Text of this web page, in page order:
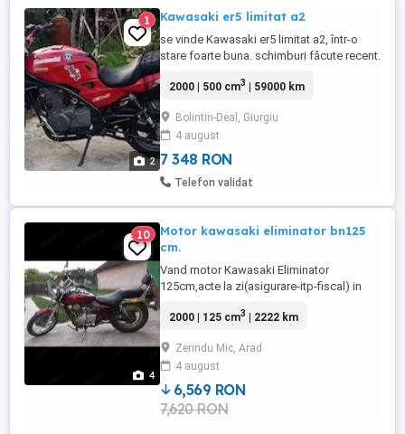
2
1 Kawasaki er5 limitat a2
se vinde Kawasaki er5 limitat a2, într-o
stare foarte buna. schimburi făcute recent.
2000 | 500 cm3 | 59000 km
Bolintin-Deal, Giurgiu
4 august
7 348 RON
Telefon validat
4
10
Motor kawasaki eliminator bn125
cm.
Vand motor Kawasaki Eliminator
125cm,acte la zi(asigurare-itp-fiscal) in
incepator.Mai multe inf la nr:
2000 | 125 cm3 | 2222 km
Zerindu Mic, Arad
4 august
6,569 RON
7,620 RON